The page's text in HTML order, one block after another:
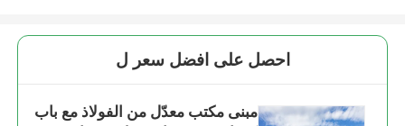
احصل على افضل سعر ل
مبنى مكتب معدّل من الفولاذ مع باب